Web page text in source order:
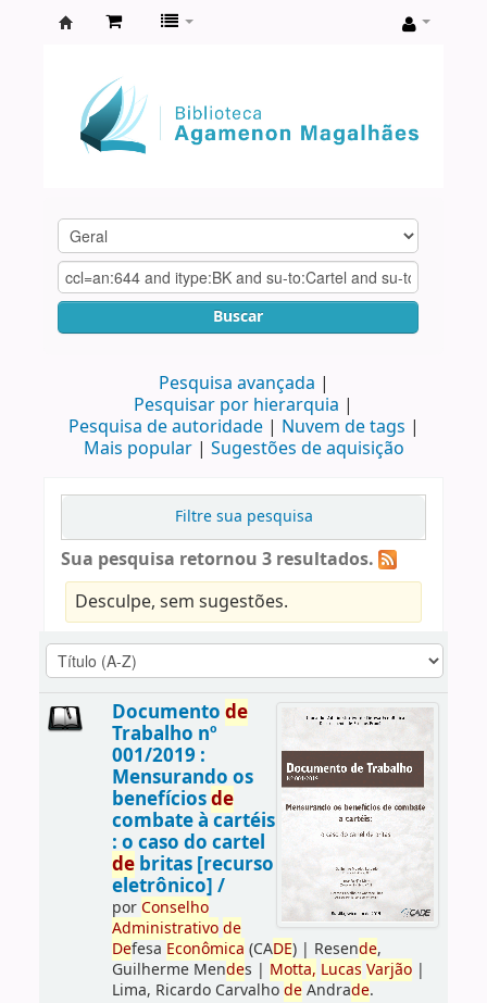
Agamenon
Magalhães
Buscar
Pesquisa avançada
Pesquisar por hierarquia
Pesquisa de autoridade
Nuvem de tags
Mais popular
Sugestões de aquisição
Filtre sua pesquisa
Sua pesquisa retornou 3 resultados.
Desculpe, sem sugestões.
Documento de
Trabalho nº
001/2019 :
Mensurando os
benefíciosde
combate à cartéis
: o caso do cartel
debritas [recurso
eletrônico] /
porConselho
Administrativo de
Defesa Econômica (CADE)| Resende,
Guilherme Mendes | Motta, Lucas Varjão|
Lima, Ricardo CarvalhodeAndrade.